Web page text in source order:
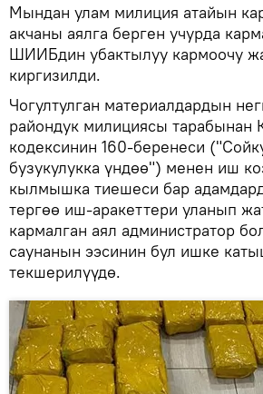
Мындан улам милиция атайын
акчаны аялга берген учурда
ШИИБдин убактылуу кармоочу
киргизилди.
Чогултулган материалдардын
райондук милициясы
кодексинин 160-беренеси
бузукулукка үндөө") менен иш
кылмышка тиешеси бар
тергөө иш-аракеттери уланып
кармалган аял администратор
саунанын ээсинин бул ишке
текшерилүүдө.